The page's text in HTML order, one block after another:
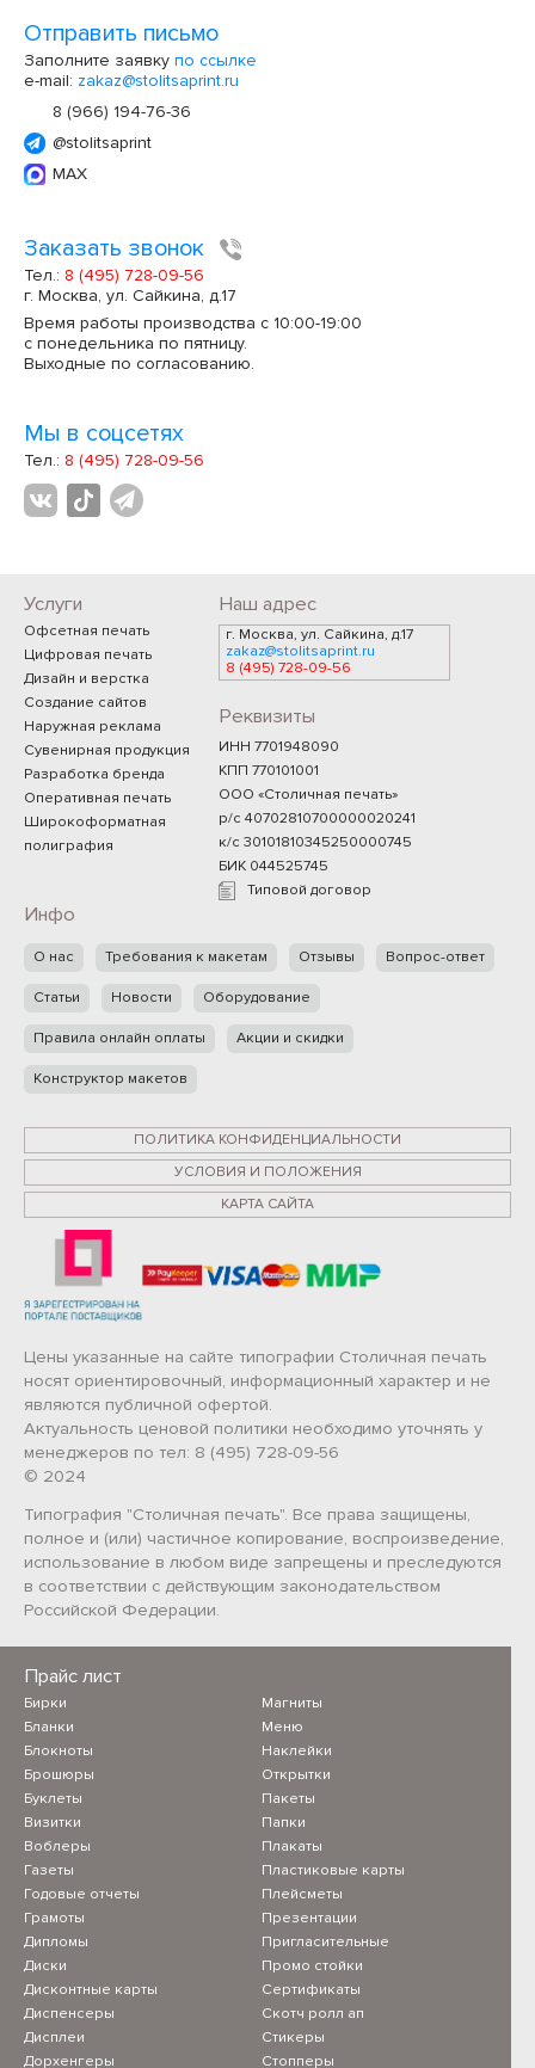
Отправить письмо
Заполните заявку по ссылке
e-mail: zakaz@stolitsaprint.ru
8 (966) 194-76-36
@stolitsaprint
MAX
Заказать звонок
Тел.: 8 (495) 728-09-56
г. Москва, ул. Сайкина, д.17
Время работы производства с 10:00-19:00
с понедельника по пятницу.
Выходные по согласованию.
Мы в соцсетях
Тел.: 8 (495) 728-09-56
Прайс лист
Бирки
Бланки
Блокноты
Брошюры
Буклеты
Визитки
Воблеры
Газеты
Годовые отчеты
Грамоты
Дипломы
Диски
Дисконтные карты
Диспенсеры
Дисплеи
Дорхенгеры
Магниты
Меню
Наклейки
Открытки
Пакеты
Папки
Плакаты
Пластиковые карты
Плейсметы
Презентации
Пригласительные
Промо стойки
Сертификаты
Скотч ролл ап
Стикеры
Стопперы
Услуги
Офсетная печать
Цифровая печать
Дизайн и верстка
Создание сайтов
Наружная реклама
Сувенирная продукция
Разработка бренда
Оперативная печать
Широкоформатная
полиграфия
Наш адрес
г. Москва, ул. Сайкина, д.17
zakaz@stolitsaprint.ru
8 (495) 728-09-56
Реквизиты
ИНН 7701948090
КПП 770101001
ООО «Столичная печать»
р/с 40702810700000020241
к/с 30101810345250000745
БИК 044525745
Типовой договор
Инфо
О нас Требования к макетам Отзывы Вопрос-ответ
Статьи Новости Оборудование
Правила онлайн оплаты Акции и скидки
Конструктор макетов
ПОЛИТИКА КОНФИДЕНЦИАЛЬНОСТИ
УСЛОВИЯ И ПОЛОЖЕНИЯ
КАРТА САЙТА
Цены указанные на сайте типографии Столичная печать
носят ориентировочный, информационный характер и не
являются публичной офертой.
Актуальность ценовой политики необходимо уточнять у
менеджеров по тел: 8 (495) 728-09-56
© 2024
Типография "Столичная печать". Все права защищены,
полное и (или) частичное копирование, воспроизведение,
использование в любом виде запрещены и преследуются
в соответствии с действующим законодательством
Российской Федерации.